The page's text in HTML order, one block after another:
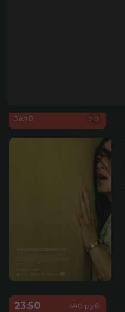
Зал 8
2D
23:50
490 руб.